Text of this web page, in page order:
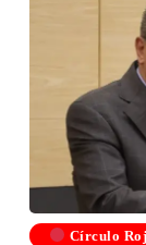
Círculo